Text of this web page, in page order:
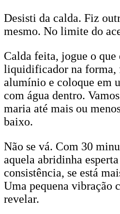
Desisti da calda. Fiz
mesmo. No limite do
Calda feita, jogue o que
liquidificador na forma,
alumínio e coloque em
com água dentro.
maria até mais ou
baixo.
Não se vá. Com 30
aquela abridinha
consistência, se está
Uma pequena vibração
revelar.